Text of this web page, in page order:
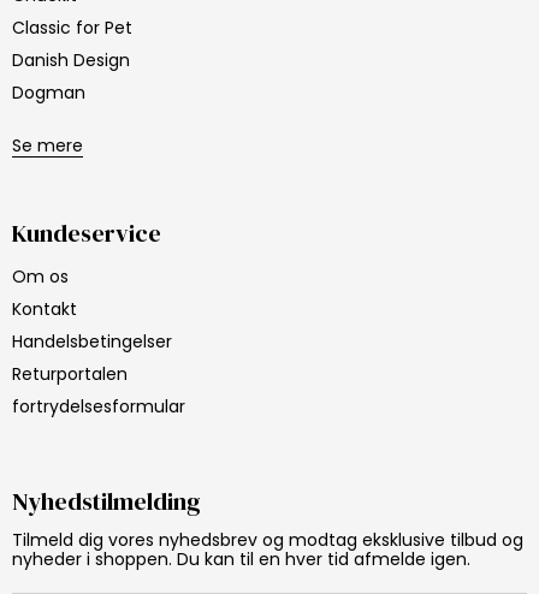
Classic for Pet
Danish Design
Dogman
Se mere
Kundeservice
Om os
Kontakt
Handelsbetingelser
Returportalen
fortrydelsesformular
Nyhedstilmelding
Tilmeld dig vores nyhedsbrev og modtag eksklusive tilbud og
nyheder i shoppen. Du kan til en hver tid afmelde igen.